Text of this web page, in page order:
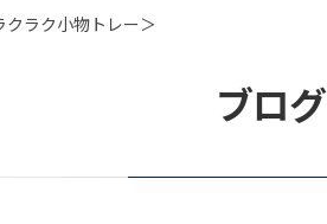
クラク小物トレー＞
ブログ